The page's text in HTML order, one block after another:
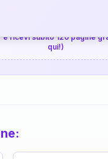
ricevi subito 120 pagine
qui!)